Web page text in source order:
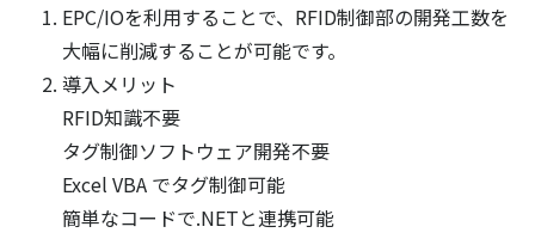
EPC/IOを利用することで、RFID制御部の開発工数を
大幅に削減することが可能です。
導入メリット
RFID知識不要
タグ制御ソフトウェア開発不要
Excel VBA でタグ制御可能
簡単なコードで.NETと連携可能